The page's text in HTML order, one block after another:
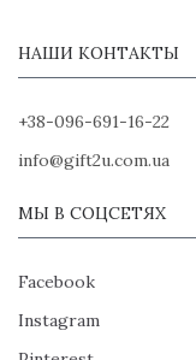
НАШИ КОНТАКТЫ
+38-096-691-16-22
info@gift2u.com.ua
МЫ В СОЦСЕТЯХ
Facebook
Instagram